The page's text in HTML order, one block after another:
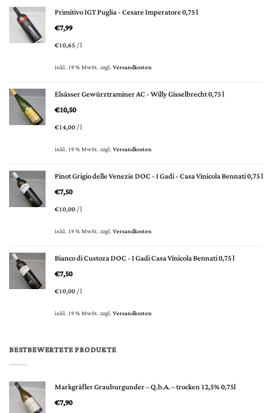
Primitivo IGT Puglia - Cesare Imperatore 0,75 l
€7,99
€10,65/l
inkl. 19 % MwSt.zzgl.Versandkosten
Elsässer Gewürztraminer AC - Willy Gisselbrecht 0,75 l
€10,50
€14,00/l
inkl. 19 % MwSt.zzgl.Versandkosten
Pinot Grigio delle Venezie DOC - I Gadi - Casa Vinicola Bennati 0,75 l
€7,50
€10,00/l
inkl. 19 % MwSt.zzgl.Versandkosten
Bianco di Custoza DOC - I Gadi Casa Vinicola Bennati 0,75 l
€7,50
€10,00/l
inkl. 19 % MwSt.zzgl.Versandkosten
BESTBEWERTETE PRODUKTE
Markgräfler Grauburgunder – Q.b.A. – trocken 12,5% 0,75l
€7,90